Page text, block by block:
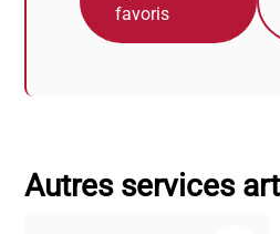
favoris
Autres services